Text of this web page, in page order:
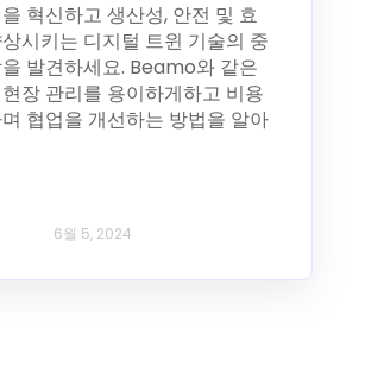
혁신하고 생산성, 안전 및 효
시키는 디지털 트윈 기술의 중
발견하세요. Beamo와 같은
장 관리를 용이하게하고 비용
협업을 개선하는 방법을 알아
6월 5, 2024